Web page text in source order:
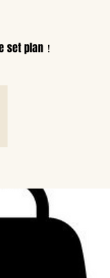
set plan！